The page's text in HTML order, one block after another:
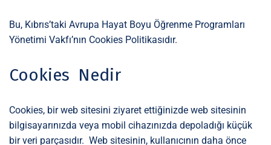
Bu, Kıbrıs’taki Avrupa Hayat Boyu Öğrenme Programları
Yönetimi Vakfı’nın Cookies Politikasıdır.
Cookies Nedir
Cookies, bir web sitesini ziyaret ettiğinizde web sitesinin
bilgisayarınızda veya mobil cihazınızda depoladığı küçük
bir veri parçasıdır. Web sitesinin, kullanıcının daha önce